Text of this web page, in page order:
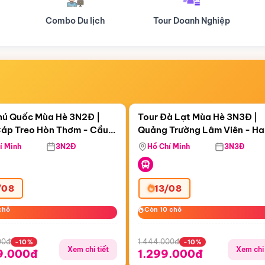
Tour Doanh Nghiệp Du lịch Hành Hương
21:10:54
Treo Hòn Thơm
Quốc Mùa Hè 3N2Đ |
Treo Hòn Thơm - Cầu
Viên Nước Aquatopia
Minh 3N2Đ
-10%
Xem chi tiết
Còn05 ngày 21:10:54
Tour Đà Lạt Mùa Hè 3N3Đ |
Quảng Trường Lâm Viên -
Hill - Puppy Farm
Hồ Chí Minh 3N3Đ
13/08
Còn 10 chỗ
Còn 10 chỗ
1.444.000đ -10%
1.299.000đ Xem